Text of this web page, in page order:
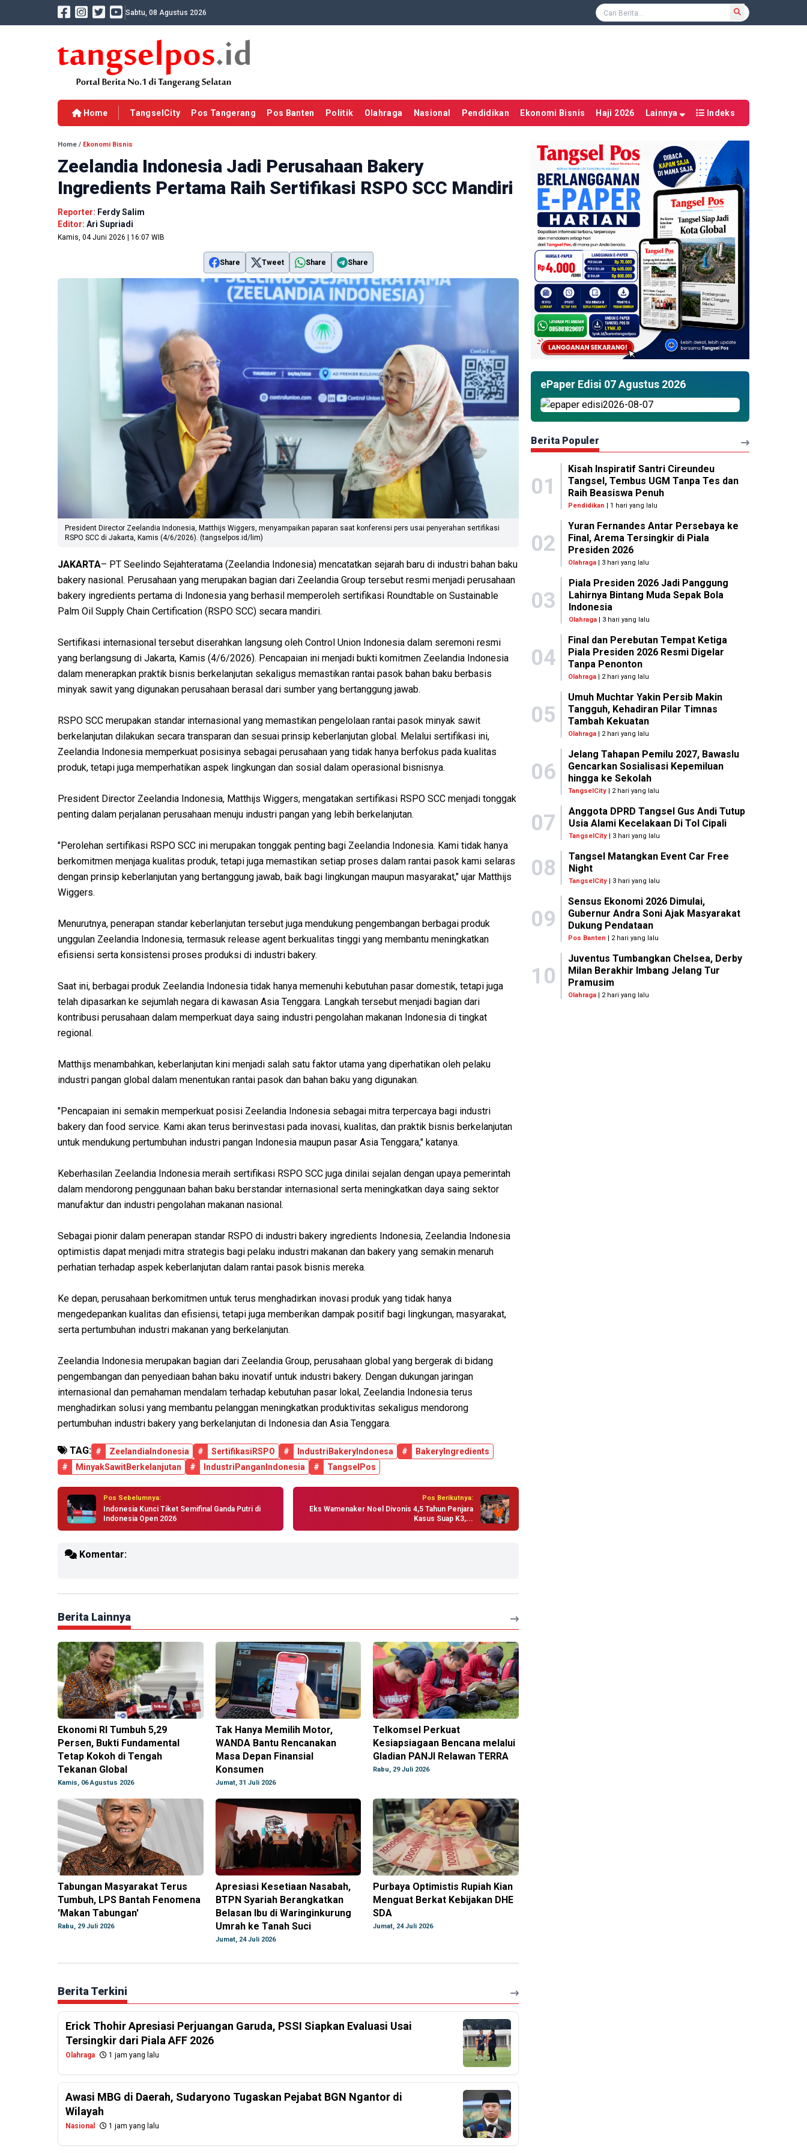
Sabtu, 08 Agustus 2026
Home TangselCity Pos Tangerang Pos Banten Politik Olahraga Nasional Pendidikan Ekonomi Bisnis Haji 2026 Lainnya Indeks
Home / Ekonomi Bisnis
Zeelandia Indonesia Jadi Perusahaan Bakery
Ingredients Pertama Raih Sertifikasi RSPO SCC Mandiri
Reporter: Ferdy Salim
Editor: Ari Supriadi
Kamis, 04 Juni 2026 | 16:07 WIB
Share Tweet Share Share
President Director Zeelandia Indonesia, Matthijs Wiggers, menyampaikan paparan saat konferensi pers usai penyerahan sertifikasi
RSPO SCC di Jakarta, Kamis (4/6/2026). (tangselpos.id/lim)
JAKARTA– PT Seelindo Sejahteratama (Zeelandia Indonesia) mencatatkan sejarah baru di industri bahan baku
bakery nasional. Perusahaan yang merupakan bagian dari Zeelandia Group tersebut resmi menjadi perusahaan
bakery ingredients pertama di Indonesia yang berhasil memperoleh sertifikasi Roundtable on Sustainable
Palm Oil Supply Chain Certification (RSPO SCC) secara mandiri.
Sertifikasi internasional tersebut diserahkan langsung oleh Control Union Indonesia dalam seremoni resmi
yang berlangsung di Jakarta, Kamis (4/6/2026). Pencapaian ini menjadi bukti komitmen Zeelandia Indonesia
dalam menerapkan praktik bisnis berkelanjutan sekaligus memastikan rantai pasok bahan baku berbasis
minyak sawit yang digunakan perusahaan berasal dari sumber yang bertanggung jawab.
RSPO SCC merupakan standar internasional yang memastikan pengelolaan rantai pasok minyak sawit
berkelanjutan dilakukan secara transparan dan sesuai prinsip keberlanjutan global. Melalui sertifikasi ini,
Zeelandia Indonesia memperkuat posisinya sebagai perusahaan yang tidak hanya berfokus pada kualitas
produk, tetapi juga memperhatikan aspek lingkungan dan sosial dalam operasional bisnisnya.
President Director Zeelandia Indonesia, Matthijs Wiggers, mengatakan sertifikasi RSPO SCC menjadi tonggak
penting dalam perjalanan perusahaan menuju industri pangan yang lebih berkelanjutan.
"Perolehan sertifikasi RSPO SCC ini merupakan tonggak penting bagi Zeelandia Indonesia. Kami tidak hanya
berkomitmen menjaga kualitas produk, tetapi juga memastikan setiap proses dalam rantai pasok kami selaras
dengan prinsip keberlanjutan yang bertanggung jawab, baik bagi lingkungan maupun masyarakat," ujar Matthijs
Wiggers.
Menurutnya, penerapan standar keberlanjutan tersebut juga mendukung pengembangan berbagai produk
unggulan Zeelandia Indonesia, termasuk release agent berkualitas tinggi yang membantu meningkatkan
efisiensi serta konsistensi proses produksi di industri bakery.
Saat ini, berbagai produk Zeelandia Indonesia tidak hanya memenuhi kebutuhan pasar domestik, tetapi juga
telah dipasarkan ke sejumlah negara di kawasan Asia Tenggara. Langkah tersebut menjadi bagian dari
kontribusi perusahaan dalam memperkuat daya saing industri pengolahan makanan Indonesia di tingkat
regional.
Matthijs menambahkan, keberlanjutan kini menjadi salah satu faktor utama yang diperhatikan oleh pelaku
industri pangan global dalam menentukan rantai pasok dan bahan baku yang digunakan.
"Pencapaian ini semakin memperkuat posisi Zeelandia Indonesia sebagai mitra terpercaya bagi industri
bakery dan food service. Kami akan terus berinvestasi pada inovasi, kualitas, dan praktik bisnis berkelanjutan
untuk mendukung pertumbuhan industri pangan Indonesia maupun pasar Asia Tenggara," katanya.
Keberhasilan Zeelandia Indonesia meraih sertifikasi RSPO SCC juga dinilai sejalan dengan upaya pemerintah
dalam mendorong penggunaan bahan baku berstandar internasional serta meningkatkan daya saing sektor
manufaktur dan industri pengolahan makanan nasional.
Sebagai pionir dalam penerapan standar RSPO di industri bakery ingredients Indonesia, Zeelandia Indonesia
optimistis dapat menjadi mitra strategis bagi pelaku industri makanan dan bakery yang semakin menaruh
perhatian terhadap aspek keberlanjutan dalam rantai pasok bisnis mereka.
Ke depan, perusahaan berkomitmen untuk terus menghadirkan inovasi produk yang tidak hanya
mengedepankan kualitas dan efisiensi, tetapi juga memberikan dampak positif bagi lingkungan, masyarakat,
serta pertumbuhan industri makanan yang berkelanjutan.
Zeelandia Indonesia merupakan bagian dari Zeelandia Group, perusahaan global yang bergerak di bidang
pengembangan dan penyediaan bahan baku inovatif untuk industri bakery. Dengan dukungan jaringan
internasional dan pemahaman mendalam terhadap kebutuhan pasar lokal, Zeelandia Indonesia terus
menghadirkan solusi yang membantu pelanggan meningkatkan produktivitas sekaligus mendorong
pertumbuhan industri bakery yang berkelanjutan di Indonesia dan Asia Tenggara.
TAG: # ZeelandiaIndonesia # SertifikasiRSPO # IndustriBakeryIndonesa #
BakeryIngredients
#
MinyakSawitBerkelanjutan # IndustriPanganIndonesia # TangselPos
Pos Sebelumnya:
Indonesia Kunci Tiket Semifinal Ganda Putri di
Indonesia Open 2026
Pos Berikutnya:
Eks Wamenaker Noel Divonis 4,5 Tahun Penjara
Kasus Suap K3,...
Komentar:
Berita Lainnya
Ekonomi RI Tumbuh 5,29
Persen, Bukti Fundamental
Tetap Kokoh di Tengah
Tekanan Global
Kamis, 06 Agustus 2026
Tak Hanya Memilih Motor,
WANDA Bantu Rencanakan
Masa Depan Finansial
Konsumen
Jumat, 31 Juli 2026
Telkomsel Perkuat
Kesiapsiagaan Bencana melalui
Gladian PANJI Relawan TERRA
Rabu, 29 Juli 2026
Tabungan Masyarakat Terus
Tumbuh, LPS Bantah Fenomena
'Makan Tabungan'
Rabu, 29 Juli 2026
Apresiasi Kesetiaan Nasabah,
BTPN Syariah Berangkatkan
Belasan Ibu di Waringinkurung
Umrah ke Tanah Suci
Jumat, 24 Juli 2026
Purbaya Optimistis Rupiah Kian
Menguat Berkat Kebijakan DHE
SDA
Jumat, 24 Juli 2026
Berita Terkini
Erick Thohir Apresiasi Perjuangan Garuda, PSSI Siapkan Evaluasi Usai
Tersingkir dari Piala AFF 2026
Olahraga 1 jam yang lalu
Awasi MBG di Daerah, Sudaryono Tugaskan Pejabat BGN Ngantor di
Wilayah
Nasional 1 jam yang lalu
ePaper Edisi 07 Agustus 2026
Berita Populer
01
Kisah Inspiratif Santri Cireundeu
Tangsel, Tembus UGM Tanpa Tes dan
Raih Beasiswa Penuh
Pendidikan | 1 hari yang lalu
02
Yuran Fernandes Antar Persebaya ke
Final, Arema Tersingkir di Piala
Presiden 2026
Olahraga | 3 hari yang lalu
03
Piala Presiden 2026 Jadi Panggung
Lahirnya Bintang Muda Sepak Bola
Indonesia
Olahraga| 3 hari yang lalu
04
Final dan Perebutan Tempat Ketiga
Piala Presiden 2026 Resmi Digelar
Tanpa Penonton
Olahraga | 2 hari yang lalu
05
Umuh Muchtar Yakin Persib Makin
Tangguh, Kehadiran Pilar Timnas
Tambah Kekuatan
Olahraga | 2 hari yang lalu
06
Jelang Tahapan Pemilu 2027, Bawaslu
Gencarkan Sosialisasi Kepemiluan
hingga ke Sekolah
TangselCity | 2 hari yang lalu
07
Anggota DPRD Tangsel Gus Andi Tutup
Usia Alami Kecelakaan Di Tol Cipali
TangselCity| 3 hari yang lalu
08
Tangsel Matangkan Event Car Free
Night
TangselCity| 3 hari yang lalu
09
Sensus Ekonomi 2026 Dimulai,
Gubernur Andra Soni Ajak Masyarakat
Dukung Pendataan
Pos Banten | 2 hari yang lalu
10
Juventus Tumbangkan Chelsea, Derby
Milan Berakhir Imbang Jelang Tur
Pramusim
Olahraga | 2 hari yang lalu